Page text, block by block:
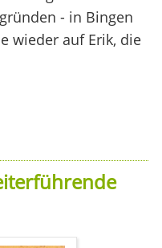
- in Bingen
wieder auf Erik, die